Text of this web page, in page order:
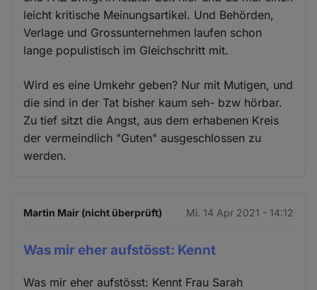
leicht kritische Meinungsartikel. Und Behörden,
Verlage und Grossunternehmen laufen schon
lange populistisch im Gleichschritt mit.
Wird es eine Umkehr geben? Nur mit Mutigen, und
die sind in der Tat bisher kaum seh- bzw hörbar.
Zu tief sitzt die Angst, aus dem erhabenen Kreis
der vermeindlich "Guten" ausgeschlossen zu
werden.
Martin Mair (nicht überprüft) Mi. 14 Apr 2021 - 14:12
Was mir eher aufstösst: Kennt
Was mir eher aufstösst: Kennt Frau Sarah